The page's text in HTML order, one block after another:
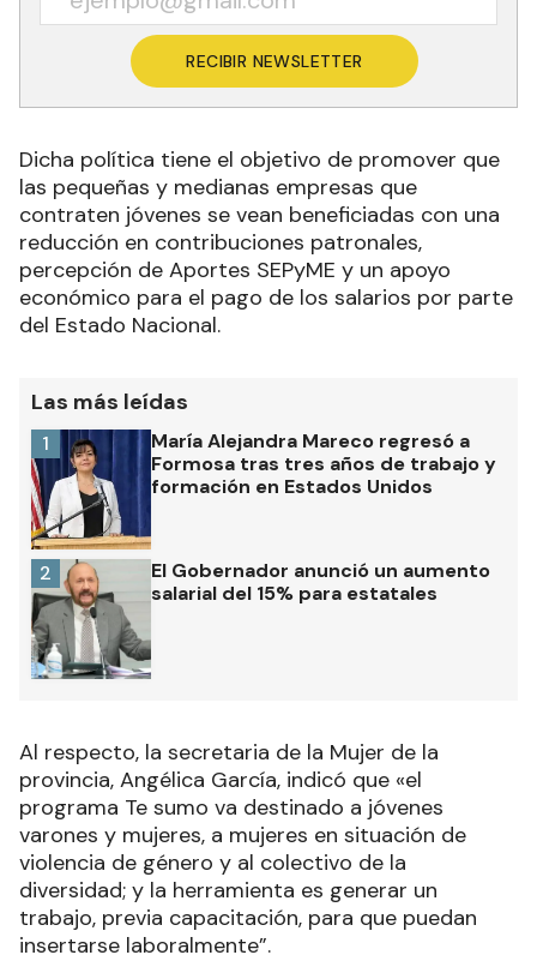
RECIBIR NEWSLETTER
Dicha política tiene el objetivo de promover que
las pequeñas y medianas empresas que
contraten jóvenes se vean beneficiadas con una
reducción en contribuciones patronales,
percepción de Aportes SEPyME y un apoyo
económico para el pago de los salarios por parte
del Estado Nacional.
Las más leídas
María Alejandra Mareco regresó a
Formosa tras tres años de trabajo y
formación en Estados Unidos
1
El Gobernador anunció un aumento
salarial del 15% para estatales
2
Al respecto, la secretaria de la Mujer de la
provincia, Angélica García, indicó que «el
programa Te sumo va destinado a jóvenes
varones y mujeres, a mujeres en situación de
violencia de género y al colectivo de la
diversidad; y la herramienta es generar un
trabajo, previa capacitación, para que puedan
insertarse laboralmente”.